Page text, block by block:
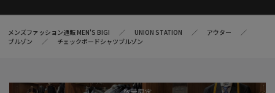
メンズファッション通販 MEN'S BIGI UNION STATION
アウター
ブルゾン
チェックボードシャツブルゾン